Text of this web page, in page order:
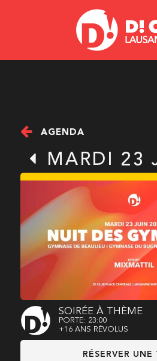
AGENDA
MARDI 23
SOIRÉE À THÈME
PORTE: 23:00
+16 ANS RÉVOLUS
RÉSERVER UNE